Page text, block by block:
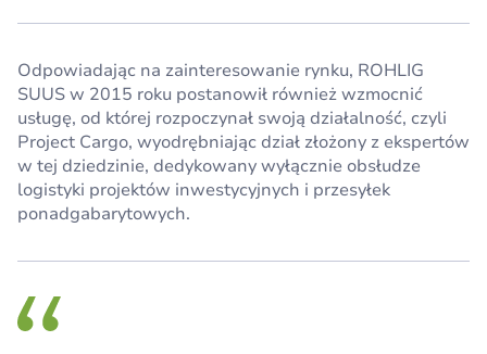
Odpowiadając na zainteresowanie rynku, ROHLIG
SUUS w 2015 roku postanowił również wzmocnić
usługę, od której rozpoczynał swoją działalność, czyli
Project Cargo, wyodrębniając dział złożony z ekspertów
w tej dziedzinie, dedykowany wyłącznie obsłudze
logistyki projektów inwestycyjnych i przesyłek
ponadgabarytowych.